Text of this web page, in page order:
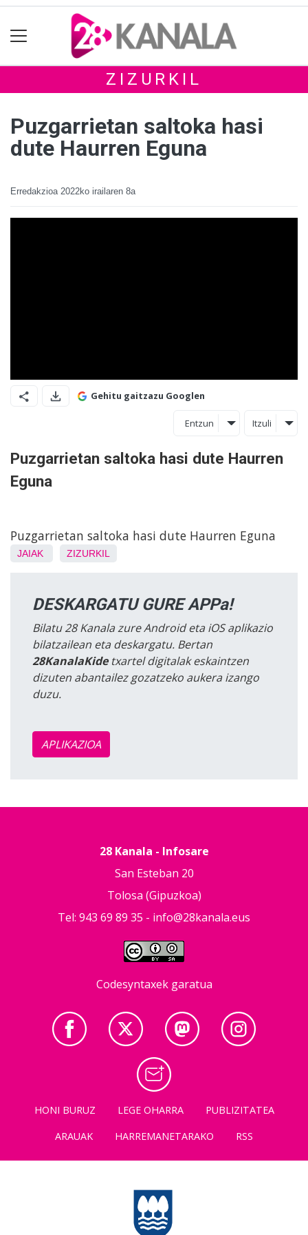
ZIZURKIL
Puzgarrietan saltoka hasi
dute Haurren Eguna
Erredakzioa 2022ko irailaren 8a
Gehitu gaitzazu Googlen
Entzun Itzuli
Puzgarrietan saltoka hasi dute Haurren
Eguna
Puzgarrietan saltoka hasi dute Haurren Eguna
JAIAK ZIZURKIL
DESKARGATU GURE APPa!
Bilatu 28 Kanala zure Android eta iOS aplikazio
bilatzailean eta deskargatu. Bertan
28KanalaKidetxartel digitalak eskaintzen
dizuten abantailez gozatzeko aukera izango
duzu.
APLIKAZIOA
28 Kanala - Infosare
San Esteban 20
Tolosa (Gipuzkoa)
Tel: 943 69 89 35 - info@28kanala.eus
Codesyntaxek garatua
HONI BURUZ LEGE OHARRA
PUBLIZITATEA
ARAUAK
HARREMANETARAKO RSS